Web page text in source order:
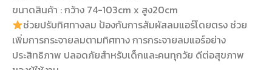
ขนาดสินค้า : กว้าง 74-103cm x สูง20cm‌
ช่วยปรับทิศทางลม ป้องกันการสัมผัสลมแอร์โดยตรง ช่วย
เพิ่มการกระจายลมตามทิศทาง การกระจายลมแอร์อย่าง
ประสิทธิภาพ ปลอดภัยสำหรับเด็กและคนทุกวัย ดีต่อสุขภาพ